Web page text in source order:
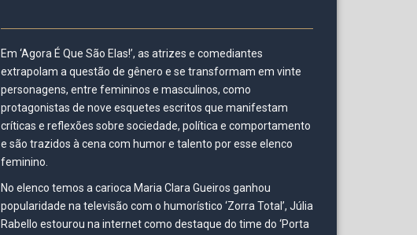
Em ‘Agora É Que São Elas!’, as atrizes e comediantes
extrapolam a questão de gênero e se transformam em vinte
personagens, entre femininos e masculinos, como
protagonistas de nove esquetes escritos que manifestam
críticas e reflexões sobre sociedade, política e comportamento
e são trazidos à cena com humor e talento por esse elenco
feminino.
No elenco temos a carioca Maria Clara Gueiros ganhou
popularidade na televisão com o humorístico ‘Zorra Total’, Júlia
Rabello estourou na internet como destaque do time do ‘Porta